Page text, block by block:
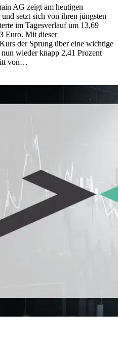
AG zeigt am heutigen
setzt sich von ihren jüngsten
im Tagesverlauf um 13,69
Euro. Mit dieser
der Sprung über eine wichtige
wieder knapp 2,41 Prozent
von…